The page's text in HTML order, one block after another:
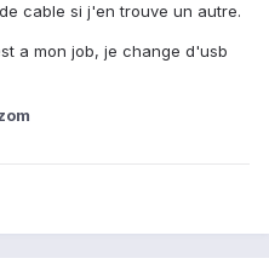
cable si j'en trouve un autre.
a mon job, je change d'usb